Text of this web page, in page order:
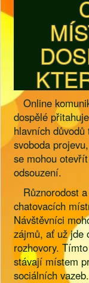
Online
dospělé
hlavních
svoboda
se mohou
odsouzení.
Různorodost
chatovacích
Návštěvníci
zájmů, ať už jde
rozhovory.
stávají místem
sociálních vazeb.